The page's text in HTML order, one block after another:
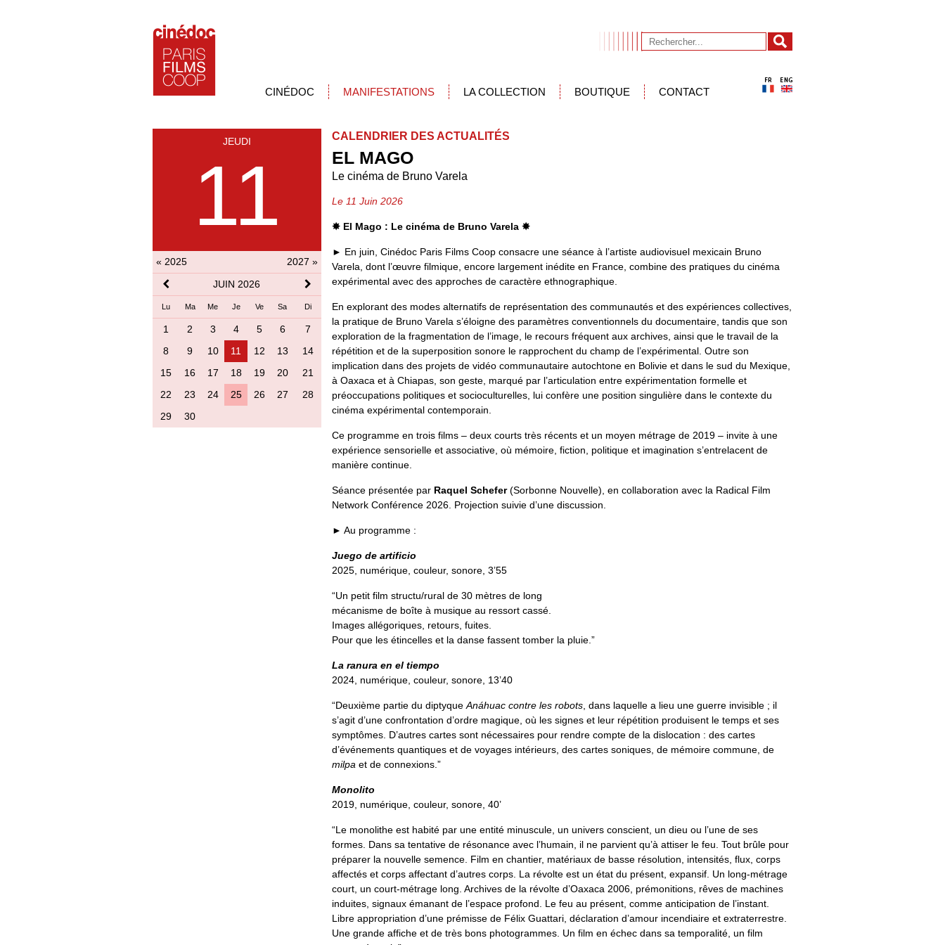
CINÉDOC MANIFESTATIONS LA COLLECTION BOUTIQUE CONTACT
JEUDI
11
« 2025
2027 »
JUIN 2026
Lu Ma Me Je Ve Sa Di
1 2 3 4 5 6
7
8
9 10 11 12 13
14
15
16 17 18 19 20
21
22
23 24 25 26 27
28
29
30
CALENDRIER DES ACTUALITÉS
EL MAGO
Le cinéma de Bruno Varela
Le 11 Juin 2026
✸ El Mago : Le cinéma de Bruno Varela ✸
► En juin, Cinédoc Paris Films Coop consacre une séance à l’artiste audiovisuel mexicain Bruno
Varela, dont l’œuvre filmique, encore largement inédite en France, combine des pratiques du cinéma
expérimental avec des approches de caractère ethnographique.
En explorant des modes alternatifs de représentation des communautés et des expériences collectives,
la pratique de Bruno Varela s’éloigne des paramètres conventionnels du documentaire, tandis que son
exploration de la fragmentation de l’image, le recours fréquent aux archives, ainsi que le travail de la
répétition et de la superposition sonore le rapprochent du champ de l’expérimental. Outre son
implication dans des projets de vidéo communautaire autochtone en Bolivie et dans le sud du Mexique,
à Oaxaca et à Chiapas, son geste, marqué par l’articulation entre expérimentation formelle et
préoccupations politiques et socioculturelles, lui confère une position singulière dans le contexte du
cinéma expérimental contemporain.
Ce programme en trois films – deux courts très récents et un moyen métrage de 2019 – invite à une
expérience sensorielle et associative, où mémoire, fiction, politique et imagination s’entrelacent de
manière continue.
Séance présentée par Raquel Schefer(Sorbonne Nouvelle), en collaboration avec la Radical Film
Network Conférence 2026. Projection suivie d’une discussion.
► Au programme :
Juego de artificio
2025, numérique, couleur, sonore, 3’55
“Un petit film structu/rural de 30 mètres de long
mécanisme de boîte à musique au ressort cassé.
Images allégoriques, retours, fuites.
Pour que les étincelles et la danse fassent tomber la pluie.”
La ranura en el tiempo
2024, numérique, couleur, sonore, 13’40
“Deuxième partie du diptyque Anáhuac contre les robots , dans laquelle a lieu une guerre invisible ; il
s’agit d’une confrontation d’ordre magique, où les signes et leur répétition produisent le temps et ses
symptômes. D’autres cartes sont nécessaires pour rendre compte de la dislocation : des cartes
d’événements quantiques et de voyages intérieurs, des cartes soniques, de mémoire commune, de
milpa et de connexions.”
Monolito
2019, numérique, couleur, sonore, 40’
“Le monolithe est habité par une entité minuscule, un univers conscient, un dieu ou l’une de ses
formes. Dans sa tentative de résonance avec l’humain, il ne parvient qu’à attiser le feu. Tout brûle pour
préparer la nouvelle semence. Film en chantier, matériaux de basse résolution, intensités, flux, corps
affectés et corps affectant d’autres corps. La révolte est un état du présent, expansif. Un long-métrage
court, un court-métrage long. Archives de la révolte d’Oaxaca 2006, prémonitions, rêves de machines
induites, signaux émanant de l’espace profond. Le feu au présent, comme anticipation de l’instant.
Libre appropriation d’une prémisse de Félix Guattari, déclaration d’amour incendiaire et extraterrestre.
Une grande affiche et de très bons photogrammes. Un film en échec dans sa temporalité, un film